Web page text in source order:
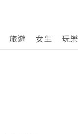
旅遊 女生 玩樂